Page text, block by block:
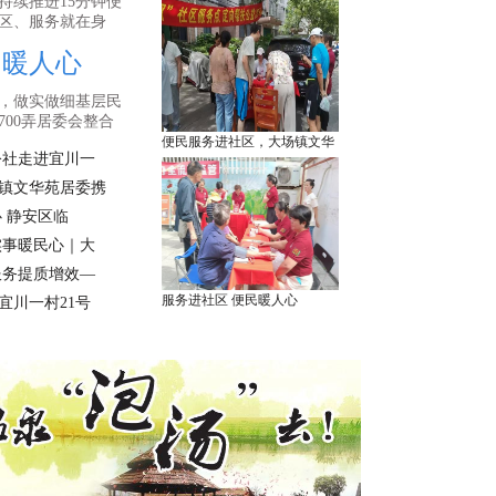
、服务就在身
人心
做实做细基层民
弄居委会整合
走进宜川一
文华苑居委携
静安区临
暖民心｜大
务提质增效—
川一村21号
便民服务进社区，大场镇文华
服务进社区 便民暖人心